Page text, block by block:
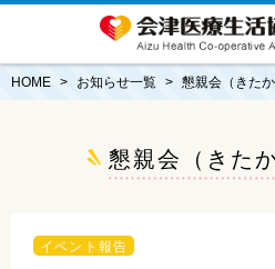
HOME お知らせ一覧 懇親会（きた
懇親会（きた
イベント報告